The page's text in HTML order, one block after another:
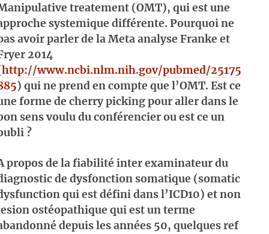
treatement (OMT), qui est une
systemique différente. Pourquoi ne
avoir parler de la Meta analyse Franke et
2014
http://www.ncbi.nlm.nih.gov/pubmed/25175
) qui ne prend en compte que l’OMT. Est ce
forme de cherry picking pour aller dans le
sens voulu du conférencier ou est ce un
?
propos de la fiabilité inter examinateur du
de dysfonction somatique (somatic
qui est défini dans l’ICD10) et non
ostéopathique qui est un terme
depuis les années 50, quelques ref